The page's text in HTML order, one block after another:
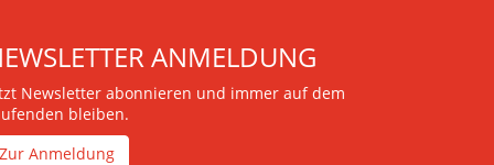
ANMELDUNG
Newsletter abonnieren und immer auf dem
bleiben.
Zur Anmeldung